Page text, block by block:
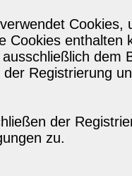
Cookies enthalten
dem
Registrierung
der
zu.